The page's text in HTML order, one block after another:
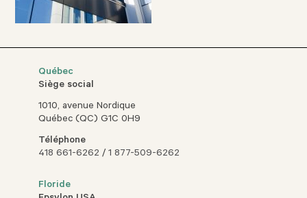
Québec
Siège social
1010, avenue Nordique
Québec (QC) G1C 0H9
Téléphone
418 661-6262 /1 877-509-6262
Floride